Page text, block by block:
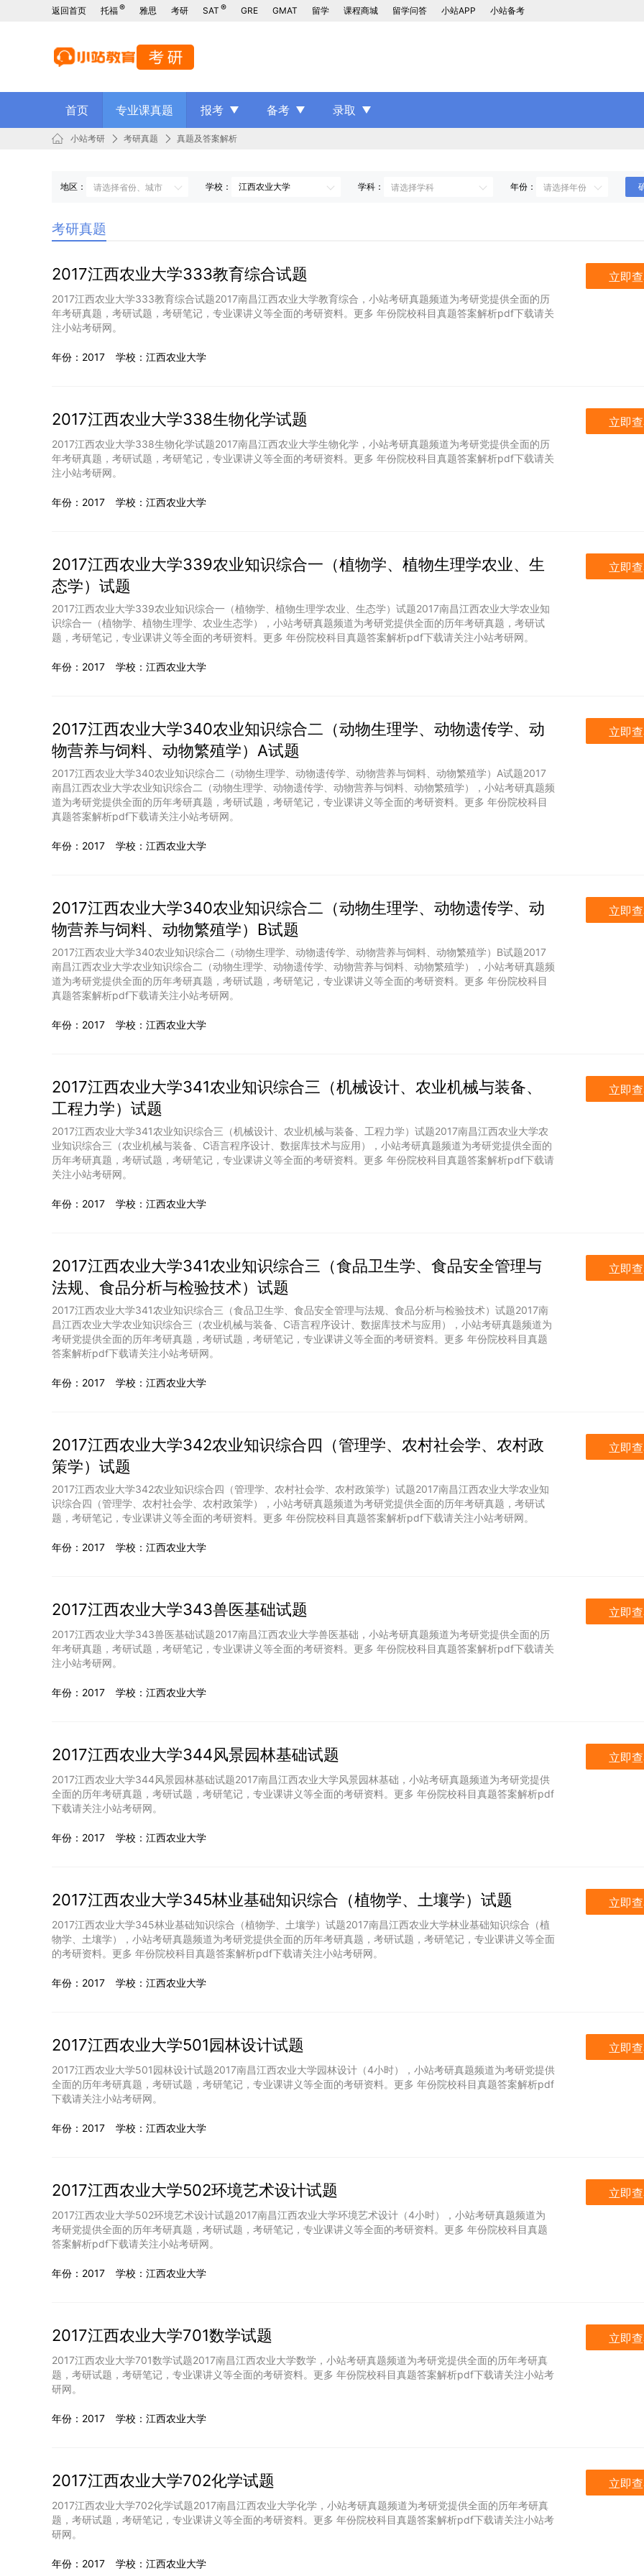
返回首页 托福® 雅思 考研 SAT ® GRE GMAT 留学 课程商城 留学问答 小站APP 小站备考
首页 专业课真题 报考 备考 录取
小站考研 考研真题 真题及答案解析
地区： 学校： 学科： 年份：
考研真题
2017江西农业大学333教育综合试题 立即
2017江西农业大学333教育综合试题2017南昌江西农业大学教育综合，小站考研真题频道为考研党提供全面的历
年考研真题，考研试题，考研笔记，专业课讲义等全面的考研资料。更多 年份院校科目真题答案解析pdf下载请关
注小站考研网。
年份：2017 学校：江西农业大学
2017江西农业大学338生物化学试题 立即
2017江西农业大学338生物化学试题2017南昌江西农业大学生物化学，小站考研真题频道为考研党提供全面的历
年考研真题，考研试题，考研笔记，专业课讲义等全面的考研资料。更多 年份院校科目真题答案解析pdf下载请关
注小站考研网。
年份：2017 学校：江西农业大学
2017江西农业大学339农业知识综合一（植物学、植物生理学农业、生
态学）试题
立即
2017江西农业大学339农业知识综合一（植物学、植物生理学农业、生态学）试题2017南昌江西农业大学农业知
识综合一（植物学、植物生理学、农业生态学），小站考研真题频道为考研党提供全面的历年考研真题，考研试
题，考研笔记，专业课讲义等全面的考研资料。更多 年份院校科目真题答案解析pdf下载请关注小站考研网。
年份：2017 学校：江西农业大学
2017江西农业大学340农业知识综合二（动物生理学、动物遗传学、动
物营养与饲料、动物繁殖学）A试题
立即
2017江西农业大学340农业知识综合二（动物生理学、动物遗传学、动物营养与饲料、动物繁殖学）A试题2017
南昌江西农业大学农业知识综合二（动物生理学、动物遗传学、动物营养与饲料、动物繁殖学），小站考研真题频
道为考研党提供全面的历年考研真题，考研试题，考研笔记，专业课讲义等全面的考研资料。更多 年份院校科目
真题答案解析pdf下载请关注小站考研网。
年份：2017 学校：江西农业大学
2017江西农业大学340农业知识综合二（动物生理学、动物遗传学、动
物营养与饲料、动物繁殖学）B试题
立即
2017江西农业大学340农业知识综合二（动物生理学、动物遗传学、动物营养与饲料、动物繁殖学）B试题2017
南昌江西农业大学农业知识综合二（动物生理学、动物遗传学、动物营养与饲料、动物繁殖学），小站考研真题频
道为考研党提供全面的历年考研真题，考研试题，考研笔记，专业课讲义等全面的考研资料。更多 年份院校科目
真题答案解析pdf下载请关注小站考研网。
年份：2017 学校：江西农业大学
2017江西农业大学341农业知识综合三（机械设计、农业机械与装备、
工程力学）试题
立即
2017江西农业大学341农业知识综合三（机械设计、农业机械与装备、工程力学）试题2017南昌江西农业大学农
业知识综合三（农业机械与装备、C语言程序设计、数据库技术与应用），小站考研真题频道为考研党提供全面的
历年考研真题，考研试题，考研笔记，专业课讲义等全面的考研资料。更多 年份院校科目真题答案解析pdf下载请
关注小站考研网。
年份：2017 学校：江西农业大学
2017江西农业大学341农业知识综合三（食品卫生学、食品安全管理与
法规、食品分析与检验技术）试题
立即
2017江西农业大学341农业知识综合三（食品卫生学、食品安全管理与法规、食品分析与检验技术）试题2017南
昌江西农业大学农业知识综合三（农业机械与装备、C语言程序设计、数据库技术与应用），小站考研真题频道为
考研党提供全面的历年考研真题，考研试题，考研笔记，专业课讲义等全面的考研资料。更多 年份院校科目真题
答案解析pdf下载请关注小站考研网。
年份：2017 学校：江西农业大学
2017江西农业大学342农业知识综合四（管理学、农村社会学、农村政
策学）试题
立即
2017江西农业大学342农业知识综合四（管理学、农村社会学、农村政策学）试题2017南昌江西农业大学农业知
识综合四（管理学、农村社会学、农村政策学），小站考研真题频道为考研党提供全面的历年考研真题，考研试
题，考研笔记，专业课讲义等全面的考研资料。更多 年份院校科目真题答案解析pdf下载请关注小站考研网。
年份：2017 学校：江西农业大学
2017江西农业大学343兽医基础试题 立即
2017江西农业大学343兽医基础试题2017南昌江西农业大学兽医基础，小站考研真题频道为考研党提供全面的历
年考研真题，考研试题，考研笔记，专业课讲义等全面的考研资料。更多 年份院校科目真题答案解析pdf下载请关
注小站考研网。
年份：2017 学校：江西农业大学
2017江西农业大学344风景园林基础试题 立即
2017江西农业大学344风景园林基础试题2017南昌江西农业大学风景园林基础，小站考研真题频道为考研党提供
全面的历年考研真题，考研试题，考研笔记，专业课讲义等全面的考研资料。更多 年份院校科目真题答案解析pdf
下载请关注小站考研网。
年份：2017 学校：江西农业大学
2017江西农业大学345林业基础知识综合（植物学、土壤学）试题 立即
2017江西农业大学345林业基础知识综合（植物学、土壤学）试题2017南昌江西农业大学林业基础知识综合（植
物学、土壤学），小站考研真题频道为考研党提供全面的历年考研真题，考研试题，考研笔记，专业课讲义等全面
的考研资料。更多 年份院校科目真题答案解析pdf下载请关注小站考研网。
年份：2017 学校：江西农业大学
2017江西农业大学501园林设计试题 立即
2017江西农业大学501园林设计试题2017南昌江西农业大学园林设计（4小时），小站考研真题频道为考研党提供
全面的历年考研真题，考研试题，考研笔记，专业课讲义等全面的考研资料。更多 年份院校科目真题答案解析pdf
下载请关注小站考研网。
年份：2017 学校：江西农业大学
2017江西农业大学502环境艺术设计试题 立即
2017江西农业大学502环境艺术设计试题2017南昌江西农业大学环境艺术设计（4小时），小站考研真题频道为
考研党提供全面的历年考研真题，考研试题，考研笔记，专业课讲义等全面的考研资料。更多 年份院校科目真题
答案解析pdf下载请关注小站考研网。
年份：2017 学校：江西农业大学
2017江西农业大学701数学试题 立即
2017江西农业大学701数学试题2017南昌江西农业大学数学，小站考研真题频道为考研党提供全面的历年考研真
题，考研试题，考研笔记，专业课讲义等全面的考研资料。更多 年份院校科目真题答案解析pdf下载请关注小站考
研网。
年份：2017 学校：江西农业大学
2017江西农业大学702化学试题 立即
2017江西农业大学702化学试题2017南昌江西农业大学化学，小站考研真题频道为考研党提供全面的历年考研真
题，考研试题，考研笔记，专业课讲义等全面的考研资料。更多 年份院校科目真题答案解析pdf下载请关注小站考
研网。
年份：2017 学校：江西农业大学